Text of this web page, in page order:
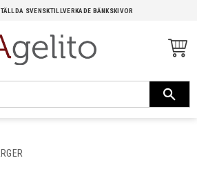
SVENSKTILLVERKADE BÄNKSKIVOR